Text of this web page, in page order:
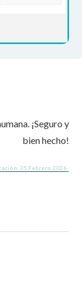
¡Seguro y
bien hecho!
25 Febrero 2026